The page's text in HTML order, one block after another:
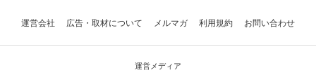
運営会社 広告・取材について メルマガ 利用規約 お問い合わせ
運営メディア